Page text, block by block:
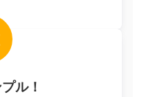
ル！